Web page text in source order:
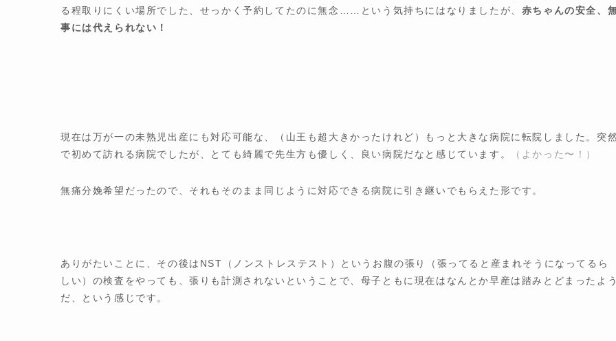
る程取りにくい場所でした、せっかく予約してたのに無念……という気持ちにはなりましたが、 赤ちゃんの安全、
事には代えられない！
現在は万が一の未熟児出産にも対応可能な、（山王も超大きかったけれど）もっと大きな病院に転院しました。突
で初めて訪れる病院でしたが、とても綺麗で先生方も優しく、良い病院だなと感じています。
（よかった〜！）
無痛分娩希望だったので、それもそのまま同じように対応できる病院に引き継いでもらえた形です。
ありがたいことに、その後はNST（ノンストレステスト）というお腹の張り（張ってると産まれそうになってるら
しい）の検査をやっても、張りも計測されないということで、母子ともに現在はなんとか早産は踏みとどまったよ
だ、という感じです。